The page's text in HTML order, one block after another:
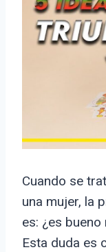
Cuando se
una mujer, la
es: ¿es
Esta duda es